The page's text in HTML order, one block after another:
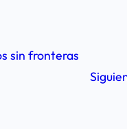
sin fronteras